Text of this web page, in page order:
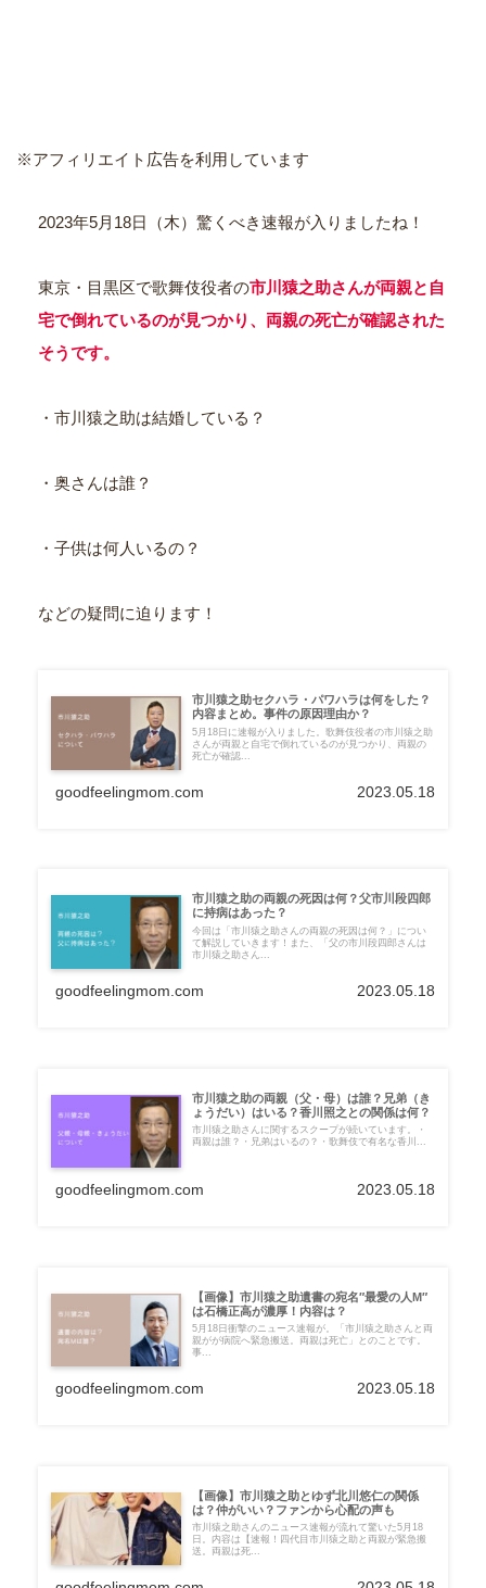
※アフィリエイト広告を利用しています
2023年5月18日（木）驚くべき速報が入りましたね！
東京・目黒区で歌舞伎役者の市川猿之助さんが両親と自
宅で倒れているのが見つかり、両親の死亡が確認された
そうです。
・市川猿之助は結婚している？
・奥さんは誰？
・子供は何人いるの？
などの疑問に迫ります！
市川猿之助セクハラ・パワハラは何をした？
内容まとめ。事件の原因理由か？
5月18日に速報が入りました。歌舞伎役者の市川猿之助
さんが両親と自宅で倒れているのが見つかり、両親の
死亡が確認...
goodfeelingmom.com 2023.05.18
市川猿之助の両親の死因は何？父市川段四郎
に持病はあった？
今回は「市川猿之助さんの両親の死因は何？」につい
て解説していきます！また、「父の市川段四郎さんは
市川猿之助さん...
goodfeelingmom.com 2023.05.18
市川猿之助の両親（父・母）は誰？兄弟（き
ょうだい）はいる？香川照之との関係は何？
市川猿之助さんに関するスクープが続いています。・
両親は誰？・兄弟はいるの？・歌舞伎で有名な香川...
goodfeelingmom.com 2023.05.18
【画像】市川猿之助遺書の宛名″最愛の人M″
は石橋正高が濃厚！内容は？
5月18日衝撃のニュース速報が。「市川猿之助さんと両
親がが病院へ緊急搬送。両親は死亡」とのことです。
事...
goodfeelingmom.com 2023.05.18
【画像】市川猿之助とゆず北川悠仁の関係
は？仲がいい？ファンから心配の声も
市川猿之助さんのニュース速報が流れて驚いた5月18
日。内容は【速報！四代目市川猿之助と両親が緊急搬
送。両親は死...